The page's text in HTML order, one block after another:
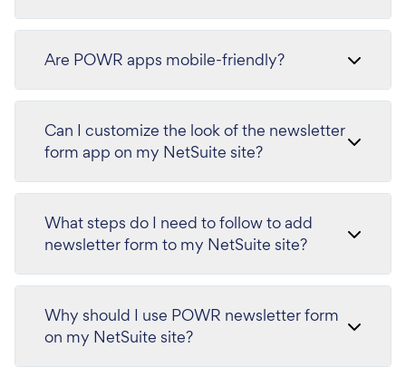
Are POWR apps mobile-friendly?
Can I customize the look of the newsletter
form app on my NetSuite site?
What steps do I need to follow to add
newsletter form to my NetSuite site?
Why should I use POWR newsletter form
on my NetSuite site?